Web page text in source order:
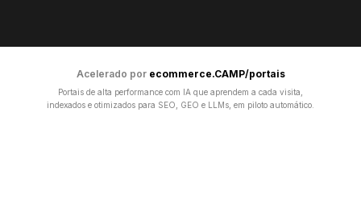
Acelerado por ecommerce.CAMP/portais
Portais de alta performance com IA que aprendem a cada visita,
indexados e otimizados para SEO, GEO e LLMs, em piloto automático.